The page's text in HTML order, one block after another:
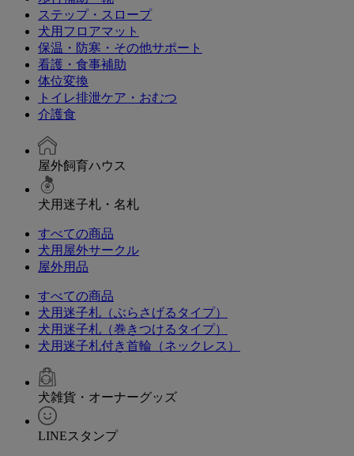
ステップ・スロープ
犬用フロアマット
保温・防寒・その他サポート
看護・食事補助
体位変換
トイレ排泄ケア・おむつ
介護食
屋外飼育ハウス
犬用迷子札・名札
すべての商品
犬用屋外サークル
屋外用品
すべての商品
犬用迷子札（ぶらさげるタイプ）
犬用迷子札（巻きつけるタイプ）
犬用迷子札付き首輪（ネックレス）
犬雑貨・オーナーグッズ
LINEスタンプ